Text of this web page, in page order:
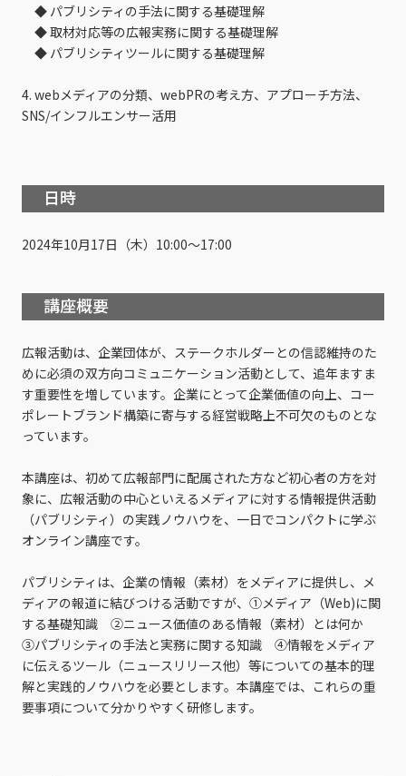
◆ パブリシティの手法に関する基礎理解
◆ 取材対応等の広報実務に関する基礎理解
◆ パブリシティツールに関する基礎理解
4. webメディアの分類、webPRの考え方、アプローチ方法、
SNS/インフルエンサー活用
日時
2024年10月17日（木）10:00～17:00
講座概要
広報活動は、企業団体が、ステークホルダーとの信認維持のた
めに必須の双方向コミュニケーション活動として、追年ますま
す重要性を増しています。企業にとって企業価値の向上、コー
ポレートブランド構築に寄与する経営戦略上不可欠のものとな
っています。
本講座は、初めて広報部門に配属された方など初心者の方を対
象に、広報活動の中心といえるメディアに対する情報提供活動
（パブリシティ）の実践ノウハウを、一日でコンパクトに学ぶ
オンライン講座です。
パブリシティは、企業の情報（素材）をメディアに提供し、メ
ディアの報道に結びつける活動ですが、①メディア（Web)に関
する基礎知識 ②ニュース価値のある情報（素材）とは何か
③パブリシティの手法と実務に関する知識 ④情報をメディア
に伝えるツール（ニュースリリース他）等についての基本的理
解と実践的ノウハウを必要とします。本講座では、これらの重
要事項について分かりやすく研修します。